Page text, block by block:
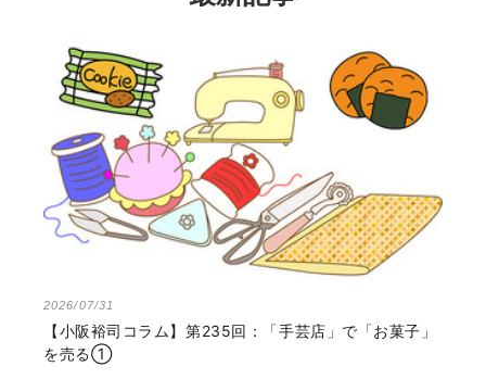
2026/07/31
【小阪裕司コラム】第235回：「手芸店」で「お菓子」
を売る①